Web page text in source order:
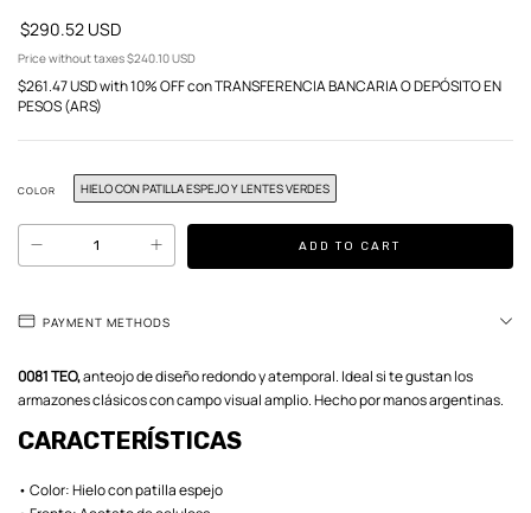
$290.52 USD
Price without taxes$240.10 USD
$261.47 USDwith10% OFF con TRANSFERENCIA BANCARIA O DEPÓSITO EN
PESOS (ARS)
COLOR HIELO CON PATILLA ESPEJO Y LENTES VERDES
PAYMENT METHODS
0081 TEO,anteojo de diseño redondo y atemporal. Ideal si te gustan los
armazones clásicos con campo visual amplio. Hecho por manos argentinas.
CARACTERÍSTICAS
• Color: Hielo con patilla espejo